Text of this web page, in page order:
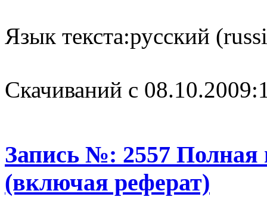
Язык текста:русский
Cкачиваний с 08.10.2009:
Запись №: 2557 Полная
(включая реферат)